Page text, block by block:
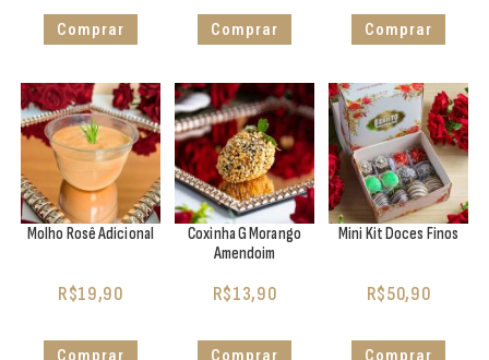
Comprar Comprar Comprar
Molho Rosê Adicional
R$19,90
Comprar
Coxinha G Morango
Amendoim
R$13,90
Comprar
Mini Kit Doces Finos
R$50,90
Comprar